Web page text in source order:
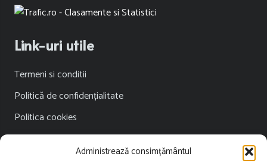
Administrează consimțământul
Link-uri utile
Termeni si conditii
Politică de confidențialitate
Politica cookies
Publicitate